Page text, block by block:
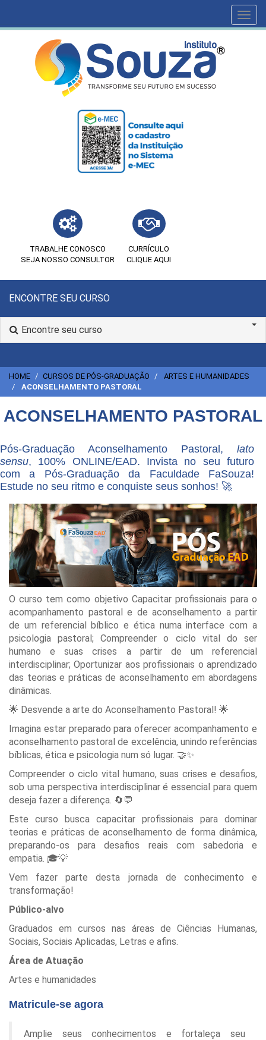
TRABALHE CONOSCO
SEJA NOSSO CONSULTOR
CURRÍCULO
CLIQUE AQUI
ENCONTRE SEU CURSO
Encontre seu curso
HOME CURSOS DE PÓS-GRADUAÇÃO
ARTES E HUMANIDADES
ACONSELHAMENTO PASTORAL
ACONSELHAMENTO PASTORAL
Pós-Graduação Aconselhamento Pastoral, lato
sensu, 100% ONLINE/EAD. Invista no seu futuro
com a Pós-Graduação da Faculdade FaSouza!
Estude no seu ritmo e conquiste seus sonhos! 🚀
O curso tem como objetivo Capacitar profissionais para o
acompanhamento pastoral e de aconselhamento a partir
de um referencial bíblico e ética numa interface com a
psicologia pastoral; Compreender o ciclo vital do ser
humano e suas crises a partir de um referencial
interdisciplinar; Oportunizar aos profissionais o aprendizado
das teorias e práticas de aconselhamento em abordagens
dinâmicas.
🌟 Desvende a arte do Aconselhamento Pastoral! 🌟
Imagina estar preparado para oferecer acompanhamento e
aconselhamento pastoral de excelência, unindo referências
bíblicas, ética e psicologia num só lugar. 🤝✨
Compreender o ciclo vital humano, suas crises e desafios,
sob uma perspectiva interdisciplinar é essencial para quem
deseja fazer a diferença. 🔄💬
Este curso busca capacitar profissionais para dominar
teorias e práticas de aconselhamento de forma dinâmica,
preparando-os para desafios reais com sabedoria e
empatia. 🎓💡
Vem fazer parte desta jornada de conhecimento e
transformação!
Público-alvo
Graduados em cursos nas áreas de Ciências Humanas,
Sociais, Sociais Aplicadas, Letras e afins.
Área de Atuação
Artes e humanidades
Matricule-se agora
Amplie seus conhecimentos e fortaleça seu